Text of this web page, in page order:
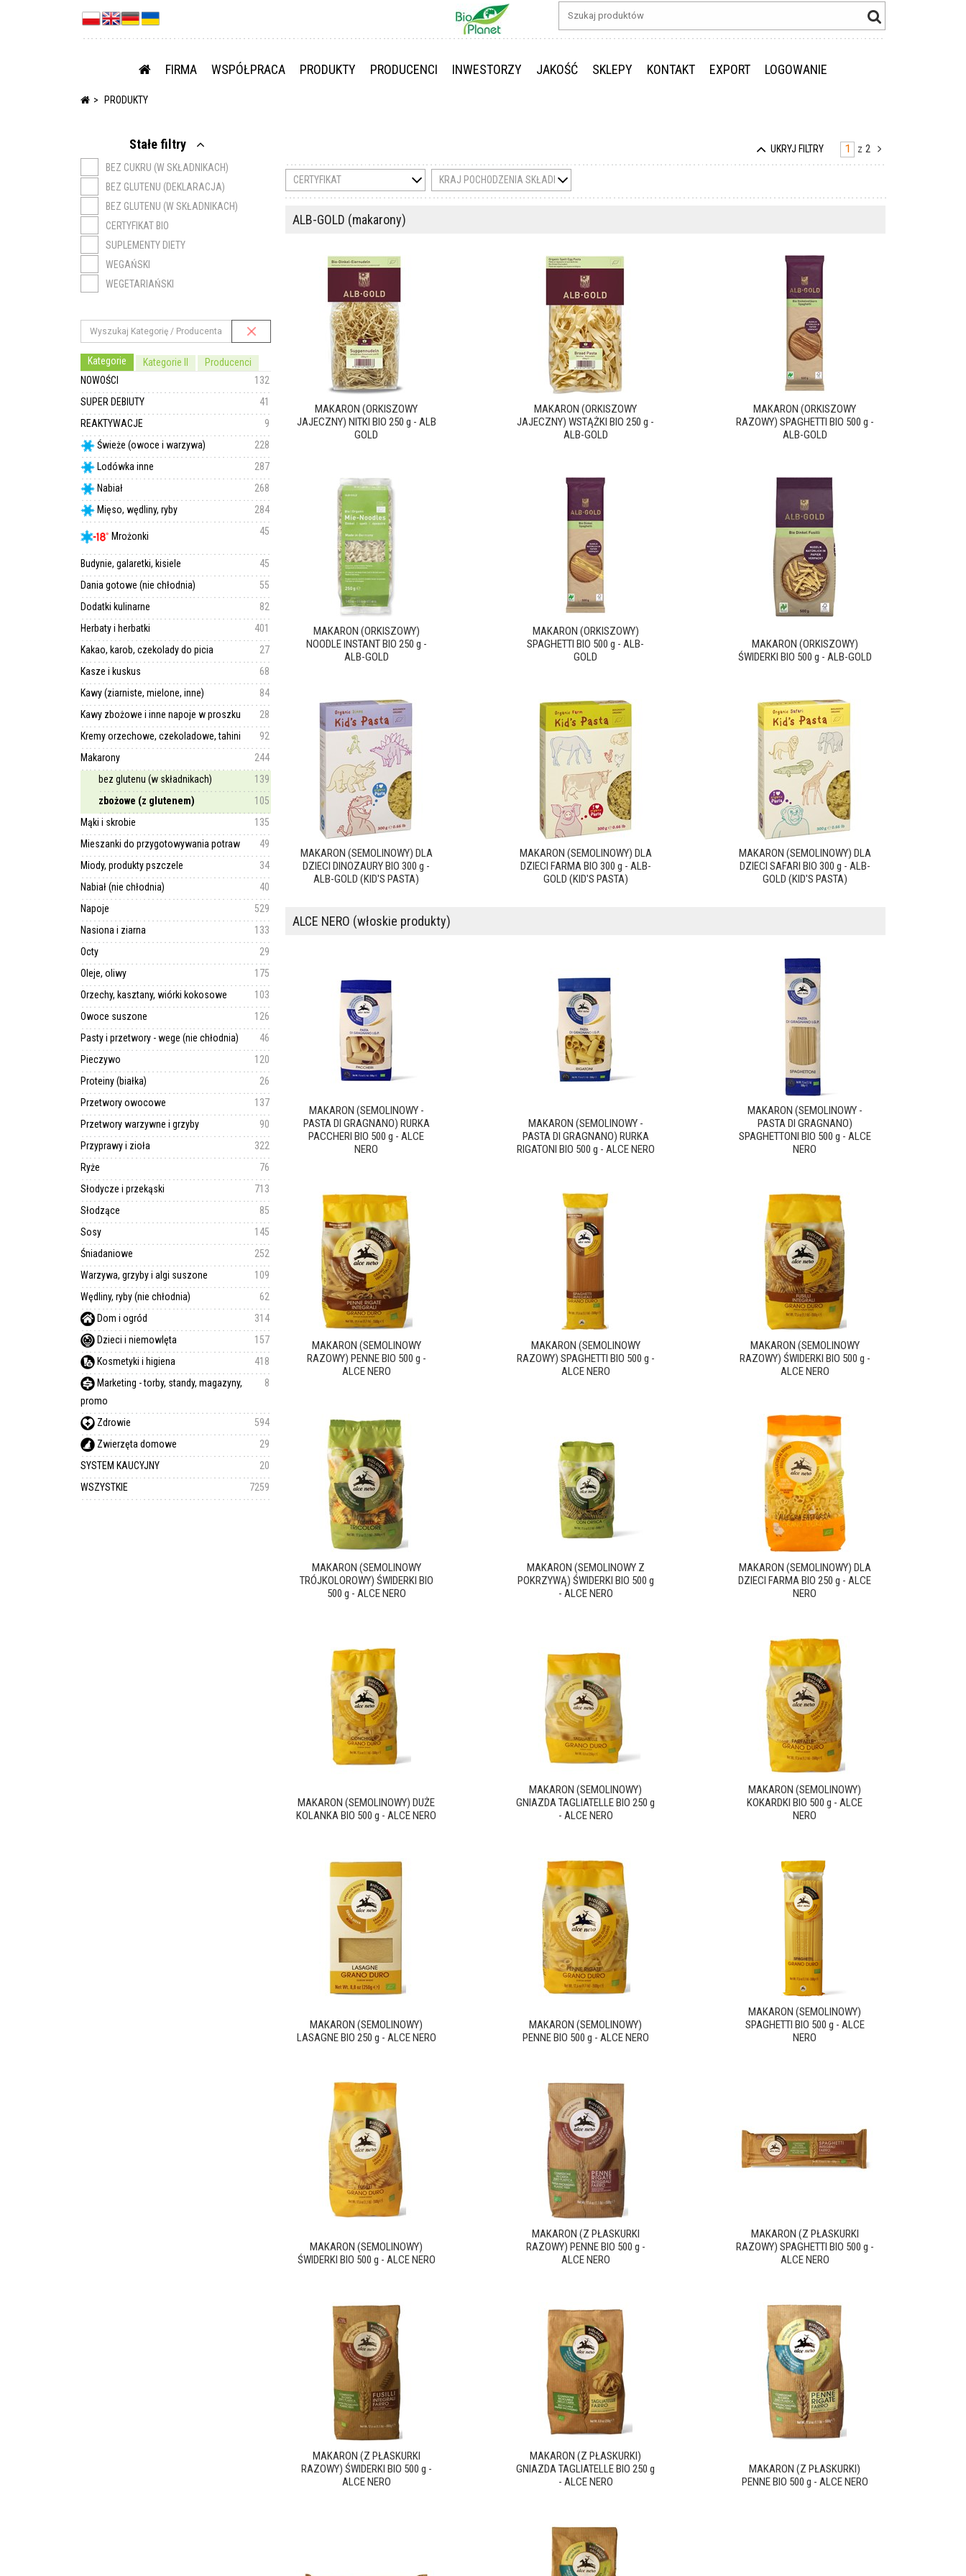
FIRMA WSPÓŁPRACA PRODUKTY PRODUCENCI INWESTORZY JAKOŚĆ SKLEPY KONTAKT EXPORT LOGOWANIE
PRODUKTY
Stałe filtry
BEZ CUKRU (W SKŁADNIKACH)
BEZ GLUTENU (DEKLARACJA)
BEZ GLUTENU (W SKŁADNIKACH)
CERTYFIKAT BIO
SUPLEMENTY DIETY
WEGAŃSKI
WEGETARIAŃSKI
Kategorie Kategorie II
Producenci
132
NOWOŚCI
41
SUPER DEBIUTY
9
REAKTYWACJE
228
Świeże (owoce i warzywa)
287
Lodówka inne
268
Nabiał
284
Mięso, wędliny, ryby
45
Mrożonki
45
Budynie, galaretki, kisiele
55
Dania gotowe (nie chłodnia)
82
Dodatki kulinarne
401
Herbaty i herbatki
27
Kakao, karob, czekolady do picia
68
Kasze i kuskus
84
Kawy (ziarniste, mielone, inne)
28
Kawy zbożowe i inne napoje w proszku
92
Kremy orzechowe, czekoladowe, tahini
244
Makarony
139
bez glutenu (w składnikach)
105
zbożowe (z glutenem)
135
Mąki i skrobie
49
Mieszanki do przygotowywania potraw
34
Miody, produkty pszczele
40
Nabiał (nie chłodnia)
529
Napoje
133
Nasiona i ziarna
29
Octy
175
Oleje, oliwy
103
Orzechy, kasztany, wiórki kokosowe
126
Owoce suszone
46
Pasty i przetwory - wege (nie chłodnia)
120
Pieczywo
26
Proteiny (białka)
137
Przetwory owocowe
90
Przetwory warzywne i grzyby
322
Przyprawy i zioła
76
Ryże
713
Słodycze i przekąski
85
Słodzące
145
Sosy
252
Śniadaniowe
109
Warzywa, grzyby i algi suszone
62
Wędliny, ryby (nie chłodnia)
314
Dom i ogród
157
Dzieci i niemowlęta
418
Kosmetyki i higiena
8
Marketing - torby, standy, magazyny,
promo
594
Zdrowie
29
Zwierzęta domowe
20
SYSTEM KAUCYJNY
7259
WSZYSTKIE
UKRYJ FILTRY z 2
CERTYFIKAT KRAJ POCHODZENIA SKŁADNIKÓW
ALB-GOLD (makarony)
MAKARON (ORKISZOWY
JAJECZNY) NITKI BIO 250 g - ALB
GOLD
MAKARON (ORKISZOWY
JAJECZNY) WSTĄŻKI BIO 250 g -
ALB-GOLD
MAKARON (ORKISZOWY
RAZOWY) SPAGHETTI BIO 500 g -
ALB-GOLD
MAKARON (ORKISZOWY)
NOODLE INSTANT BIO 250 g -
ALB-GOLD
MAKARON (ORKISZOWY)
SPAGHETTI BIO 500 g - ALB-
GOLD
MAKARON (ORKISZOWY)
ŚWIDERKI BIO 500 g - ALB-GOLD
MAKARON (SEMOLINOWY) DLA
DZIECI DINOZAURY BIO 300 g -
ALB-GOLD (KID'S PASTA)
MAKARON (SEMOLINOWY) DLA
DZIECI FARMA BIO 300 g - ALB-
GOLD (KID'S PASTA)
MAKARON (SEMOLINOWY) DLA
DZIECI SAFARI BIO 300 g - ALB-
GOLD (KID'S PASTA)
ALCE NERO (włoskie produkty)
MAKARON (SEMOLINOWY -
PASTA DI GRAGNANO) RURKA
PACCHERI BIO 500 g - ALCE
NERO
MAKARON (SEMOLINOWY -
PASTA DI GRAGNANO) RURKA
RIGATONI BIO 500 g - ALCE NERO
MAKARON (SEMOLINOWY -
PASTA DI GRAGNANO)
SPAGHETTONI BIO 500 g - ALCE
NERO
MAKARON (SEMOLINOWY
RAZOWY) PENNE BIO 500 g -
ALCE NERO
MAKARON (SEMOLINOWY
RAZOWY) SPAGHETTI BIO 500 g -
ALCE NERO
MAKARON (SEMOLINOWY
RAZOWY) ŚWIDERKI BIO 500 g -
ALCE NERO
MAKARON (SEMOLINOWY
TRÓJKOLOROWY) ŚWIDERKI BIO
500 g - ALCE NERO
MAKARON (SEMOLINOWY Z
POKRZYWĄ) ŚWIDERKI BIO 500 g
- ALCE NERO
MAKARON (SEMOLINOWY) DLA
DZIECI FARMA BIO 250 g - ALCE
NERO
MAKARON (SEMOLINOWY) DUŻE
KOLANKA BIO 500 g - ALCE NERO
MAKARON (SEMOLINOWY)
GNIAZDA TAGLIATELLE BIO 250 g
- ALCE NERO
MAKARON (SEMOLINOWY)
KOKARDKI BIO 500 g - ALCE
NERO
MAKARON (SEMOLINOWY)
LASAGNE BIO 250 g - ALCE NERO
MAKARON (SEMOLINOWY)
PENNE BIO 500 g - ALCE NERO
MAKARON (SEMOLINOWY)
SPAGHETTI BIO 500 g - ALCE
NERO
MAKARON (SEMOLINOWY)
ŚWIDERKI BIO 500 g - ALCE NERO
MAKARON (Z PŁASKURKI
RAZOWY) PENNE BIO 500 g -
ALCE NERO
MAKARON (Z PŁASKURKI
RAZOWY) SPAGHETTI BIO 500 g -
ALCE NERO
MAKARON (Z PŁASKURKI
RAZOWY) ŚWIDERKI BIO 500 g -
ALCE NERO
MAKARON (Z PŁASKURKI)
GNIAZDA TAGLIATELLE BIO 250 g
- ALCE NERO
MAKARON (Z PŁASKURKI)
PENNE BIO 500 g - ALCE NERO